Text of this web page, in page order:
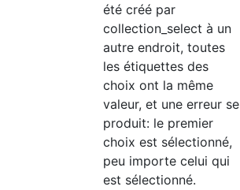
été créé par
collection_select à un
autre endroit, toutes
les étiquettes des
choix ont la même
valeur, et une erreur se
produit: le premier
choix est sélectionné,
peu importe celui qui
est sélectionné.